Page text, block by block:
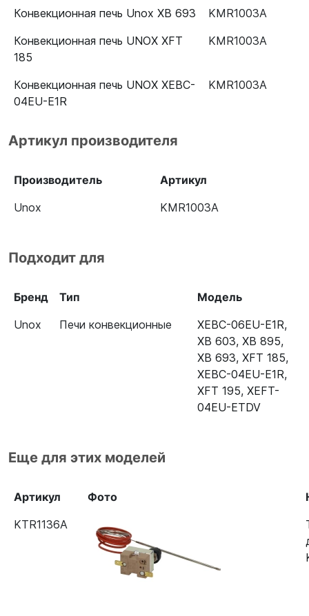
Конвекционная печь Unox XB 693
KMR1003A
Конвекционная печь UNOX XFT
185
KMR1003A
Конвекционная печь UNOX XEBC-
04EU-E1R
KMR1003A
195
Печь конвекционная Unox XEFT-
04EU-ETDV
Артикул производителя
Производитель
Артикул
Unox
KMR1003A
Подходит для
Бренд Тип
Модель
Unox
Печи конвекционные XEBC-06EU-E1R,
XB 603, XB 895,
XB 693, XFT 185,
XEBC-04EU-E1R,
XFT 195, XEFT-
04EU-ETDV
Еще для этих моделей
Артикул Фото
KTR1136A